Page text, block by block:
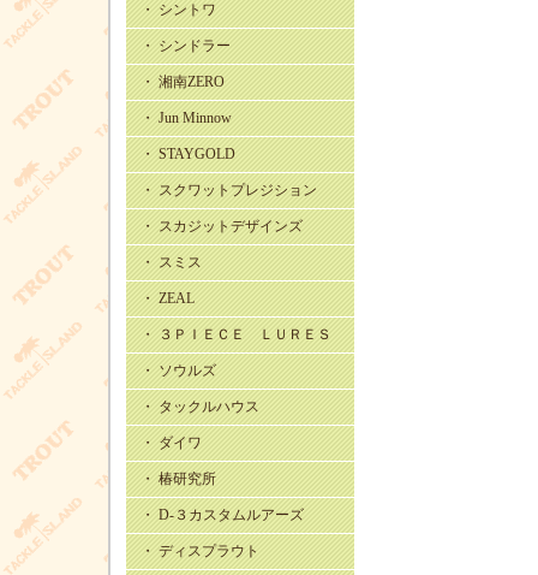
・ シントワ
・ シンドラー
・ 湘南ZERO
・ Jun Minnow
・ STAYGOLD
・ スクワットプレジション
・ スカジットデザインズ
・ スミス
・ ZEAL
・ ３ＰＩＥＣＥ ＬＵＲＥＳ
・ ソウルズ
・ タックルハウス
・ ダイワ
・ 椿研究所
・ D-３カスタムルアーズ
・ ディスプラウト